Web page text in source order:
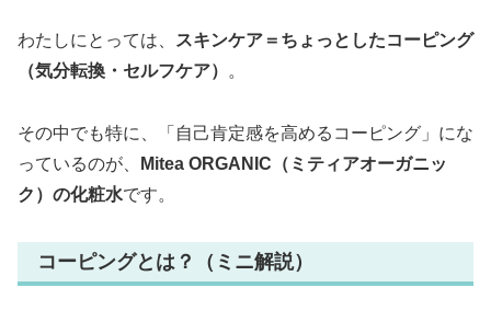
わたしにとっては、
スキンケア＝ちょっとしたコーピング
（気分転換・セルフケア）
。
その中でも特に、「自己肯定感を高めるコーピング」にな
っているのが、
Mitea ORGANIC（ミティアオーガニッ
ク）の化粧水です。
コーピングとは？（ミニ解説）